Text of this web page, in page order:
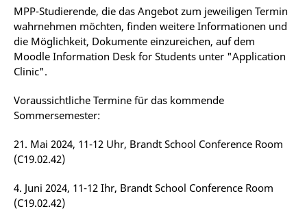
MPP-Studierende, die das Angebot zum jeweiligen Termin
wahrnehmen möchten, finden weitere Informationen und
die Möglichkeit, Dokumente einzureichen, auf dem
Moodle Information Desk for Students unter "Application
Clinic".
Voraussichtliche Termine für das kommende
Sommersemester:
21. Mai 2024, 11-12 Uhr, Brandt School Conference Room
(C19.02.42)
4. Juni 2024, 11-12 Ihr, Brandt School Conference Room
(C19.02.42)